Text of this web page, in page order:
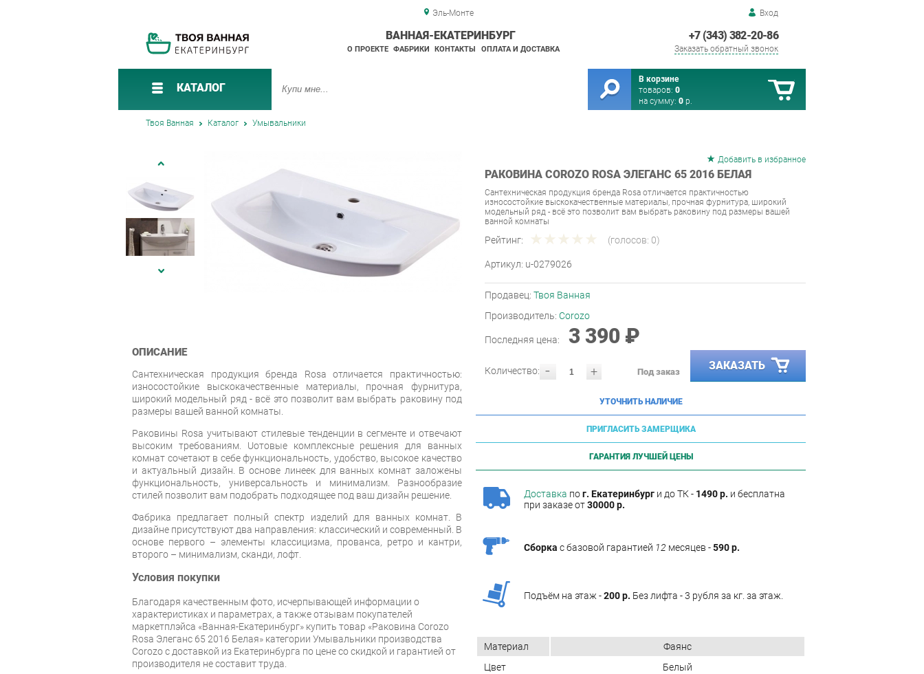
Эль-Монте Вход
+7 (343) 382-20-86
Заказать обратный звонок
ВАННАЯ-ЕКАТЕРИНБУРГ
О ПРОЕКТЕ ФАБРИКИ КОНТАКТЫ ОПЛАТА И ДОСТАВКА
КАТАЛОГ
В корзине
товаров: 0
на сумму: 0 р.
Твоя Ванная Каталог Умывальники
Добавить в избранное
РАКОВИНА COROZO ROSA ЭЛЕГАНС 65 2016 БЕЛАЯ
Сантехническая продукция бренда Rosa отличается практичностью
износостойкие выскокачественные материалы, прочная фурнитура, широкий
модельный ряд - всё это позволит вам выбрать раковину под размеры вашей
ванной комнаты
Рейтинг: (голосов: 0)
Артикул: u-0279026
Продавец: Твоя Ванная
Производитель: Corozo
Последняя цена: 3 390 ₽
- +
Количество: Под заказ ЗАКАЗАТЬ
УТОЧНИТЬ НАЛИЧИЕ
ПРИГЛАСИТЬ ЗАМЕРЩИКА
ГАРАНТИЯ ЛУЧШЕЙ ЦЕНЫ
Доставка пог. Екатеринбург и до ТК - 1490 р. и бесплатна
при заказе от30000 р.
Сборка с базовой гарантией 12 месяцев -590 р.
Подъём на этаж -200 р. Без лифта - 3 рубля за кг. за этаж.
ОПИСАНИЕ
Сантехническая продукция бренда Rosa отличается практичностью:
износостойкие выскокачественные материалы, прочная фурнитура,
широкий модельный ряд - всё это позволит вам выбрать раковину под
размеры вашей ванной комнаты.
Раковины Rosa учитывают стилевые тенденции в сегменте и отвечают
высоким требованиям. Uотовые комплексные решения для ванных
комнат сочетают в себе функциональность, удобство, высокое качество
и актуальный дизайн. В основе линеек для ванных комнат заложены
функциональность, универсальность и минимализм. Разнообразие
стилей позволит вам подобрать подходящее под ваш дизайн решение.
Фабрика предлагает полный спектр изделий для ванных комнат. В
дизайне присутствуют два направления: классический и современный. В
основе первого – элементы классицизма, прованса, ретро и кантри,
второго – минимализм, сканди, лофт.
Условия покупки
Благодаря качественным фото, исчерпывающей информации о
характеристиках и параметрах, а также отзывам покупателей
маркетплэйса «Ванная-Екатеринбург» купить товар «Раковина Corozo
Rosa Элеганс 65 2016 Белая» категории Умывальники производства
Corozo с доставкой из Екатеринбурга по цене со скидкой и гарантией от
производителя не составит труда.
Материал
Фаянс
Цвет
Белый